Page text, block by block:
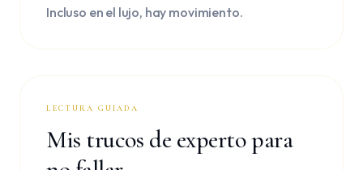
Incluso en el lujo, hay movimiento.
LECTURA GUIADA
Mis trucos de experto para